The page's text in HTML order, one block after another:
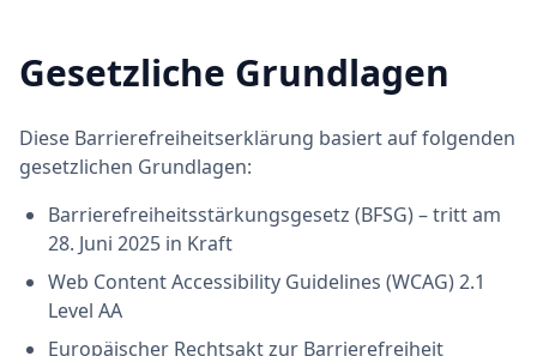
Gesetzliche Grundlagen
Diese Barrierefreiheitserklärung basiert auf folgenden
gesetzlichen Grundlagen:
Barrierefreiheitsstärkungsgesetz (BFSG) – tritt am
28. Juni 2025 in Kraft
Web Content Accessibility Guidelines (WCAG) 2.1
Level AA
Europäischer Rechtsakt zur Barrierefreiheit